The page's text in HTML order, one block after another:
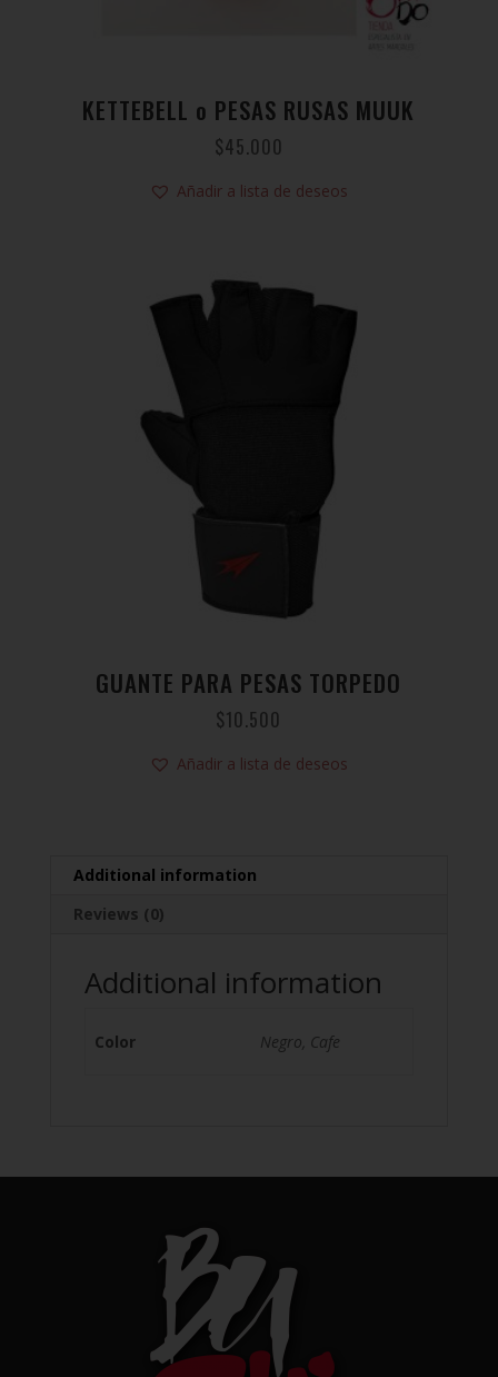
KETTEBELL o PESAS RUSAS MUUK
$45.000
Añadir a lista de deseos
GUANTE PARA PESAS TORPEDO
$10.500
Añadir a lista de deseos
Additional information
Reviews (0)
Additional information
Color Negro, Cafe